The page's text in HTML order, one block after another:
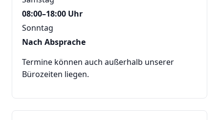
08:00–18:00 Uhr
Sonntag
Nach Absprache
Termine können auch außerhalb unserer
Bürozeiten liegen.